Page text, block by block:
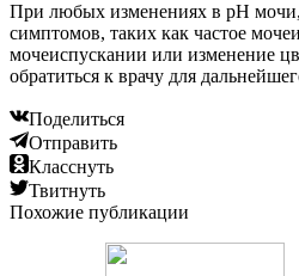
При любых изменениях в pH
симптомов, таких как частое
мочеиспускании или изменение
обратиться к врачу для
Поделиться
Отправить
Класснуть
Твитнуть
Похожие публикации